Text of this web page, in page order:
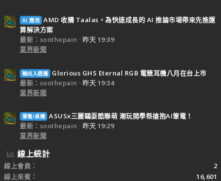
AI 應用 AMD 收購 Taalas，為快速成長的 AI 推論市場帶來先進運
算解決方案
最新：soothepain
昨天 19:39
業界新聞
輸出入週邊
Glorious GHS Eternal RGB 電競耳機八月在台上市
最新：soothepain
昨天 19:34
業界新聞
筆電/桌機 ASUSx三麗鷗耍酷聯萌 潮玩開學祭搶抱AI筆電！
最新：soothepain
昨天 19:29
業界新聞
線上統計
線上會員
2
線上來賓
16,601